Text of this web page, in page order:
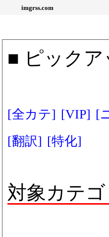
imgrss.com
■ ピックア
[全カテ] [VIP] [
[翻訳] [特化]
対象カテ